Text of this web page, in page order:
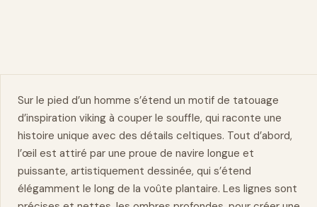
Sur le pied d’un homme s’étend un motif de tatouage
d’inspiration viking à couper le souffle, qui raconte une
histoire unique avec des détails celtiques. Tout d’abord,
l’œil est attiré par une proue de navire longue et
puissante, artistiquement dessinée, qui s’étend
élégamment le long de la voûte plantaire. Les lignes sont